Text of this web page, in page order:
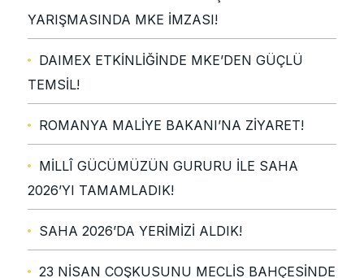
YARIŞMASINDA MKE İMZASI!
DAIMEX ETKİNLİĞİNDE MKE’DEN GÜÇLÜ
TEMSİL!
ROMANYA MALİYE BAKANI’NA ZİYARET!
MİLLÎ GÜCÜMÜZÜN GURURU İLE SAHA
2026’YI TAMAMLADIK!
SAHA 2026’DA YERİMİZİ ALDIK!
23 NİSAN COŞKUSUNU MECLİS BAHÇESİNDE